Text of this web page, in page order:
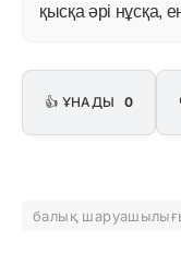
қысқа әрі нұсқа,
👍 ҰНАДЫ 0
балық